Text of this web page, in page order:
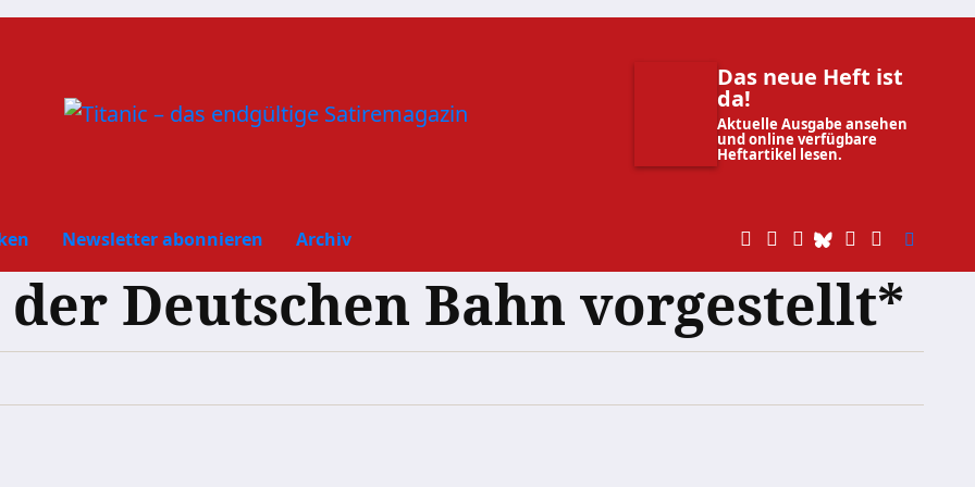
Das neue Heft ist
da!
Aktuelle Ausgabe ansehen
und online verfügbare
Heftartikel lesen.
Newsletter abonnieren Archiv
Deutschen Bahn vorgestellt*